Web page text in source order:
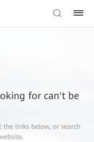
for can't be
the links below, or search